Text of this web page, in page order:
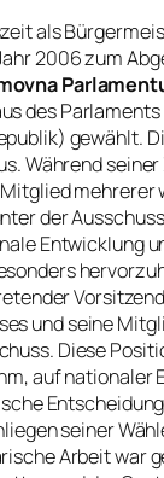
als
2006 zum
des Parlaments
gewählt.
Während
mehrerer
der
Entwicklung
und seine
Diese
auf nationaler
seiner
Arbeit war